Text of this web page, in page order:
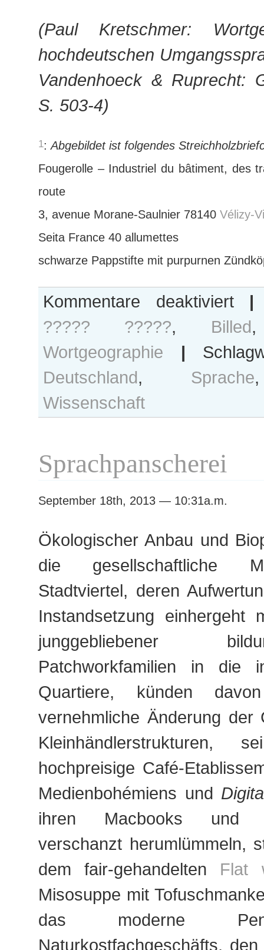
(Paul Kretschmer:
hochdeutschen
Vandenhoeck & Ruprecht:
S. 503-4)
1:Abgebildet ist folgendes
Fougerolle – Industriel du bâtiment, des
route
3, avenue Morane-Saulnier 78140 Vélizy-
Seita France 40 allumettes
schwarze Pappstifte mit purpurnen
Kommentare deaktiviert
–
Reklame
|
????? ?????, Billed
Wortgeographie
|
Deutschland, Sprache
Wissenschaft
Sprachpanscherei
September 18th, 2013 — 10:31a.m.
Ökologischer Anbau und
die gesellschaftliche
Stadtviertel, deren
Instandsetzung einhergeht
junggebliebener
Patchworkfamilien in die
Quartiere, künden
vernehmliche Änderung der
hochpreisige Café-
Medienbohémiens und
ihren Macbooks und
verschanzt herumlümmeln,
dem fair-gehandelten Flat
Misosuppe mit
das moderne
Naturkostfachgeschäfts,